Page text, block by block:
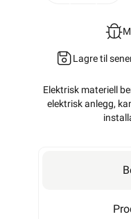
Lagre til
Elektrisk materiell
elektrisk anlegg,